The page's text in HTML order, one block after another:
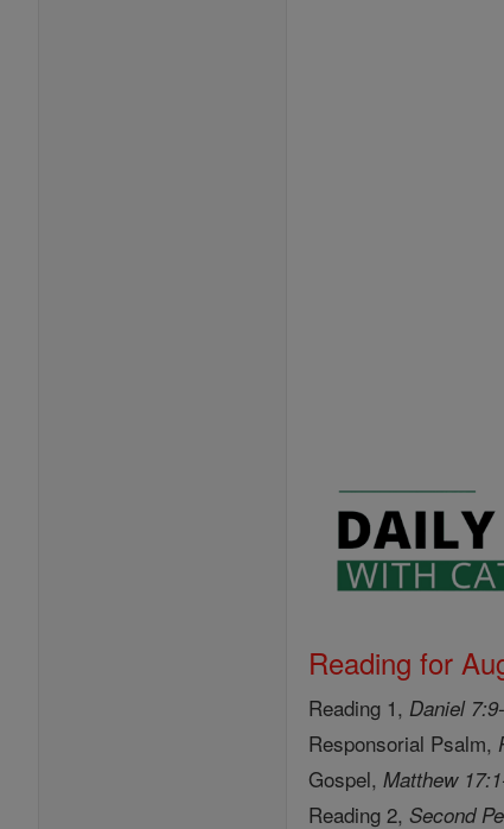
Reading for
Reading 1, Daniel
Responsorial Psalm,
Gospel,Matthew
Reading 2,Second